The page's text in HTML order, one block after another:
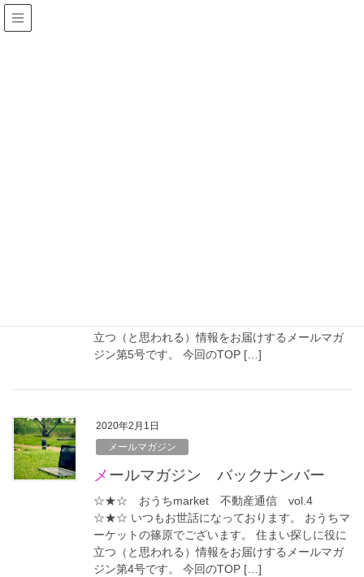
立つ（と思われる）情報をお届けするメールマガ
ジン第5号です。 今回のTOP […]
2020年2月1日
メールマガジン
メールマガジン バックナンバー
☆★☆ おうちmarket 不動産通信 vol.4
☆★☆ いつもお世話になっております。 おうちマ
ーケットの篠原でございます。 住まい探しに役に
立つ（と思われる）情報をお届けするメールマガ
ジン第4号です。 今回のTOP […]